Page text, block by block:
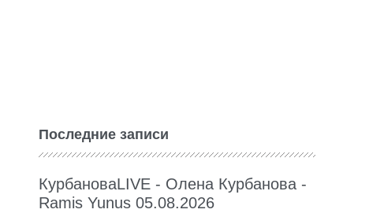
Последние записи
КурбановаLIVE - Олена Курбанова -
Ramis Yunus 05.08.2026